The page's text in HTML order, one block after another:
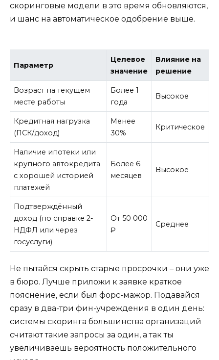
скоринговые модели в это время обновляются,
и шанс на автоматическое одобрение выше.
Параметр
Целевое
значение
Влияние на
решение
Возраст на текущем
месте работы
Более 1
года
Высокое
Кредитная нагрузка
(ПСК/доход)
Менее
30%
Критическое
Наличие ипотеки или
крупного автокредита
с хорошей историей
платежей
Более 6
месяцев
Высокое
Подтверждённый
доход (по справке 2-
НДФЛ или через
госуслуги)
От 50 000
₽
Среднее
Не пытайся скрыть старые просрочки – они уже
в бюро. Лучше приложи к заявке краткое
пояснение, если был форс-мажор. Подавайся
сразу в два-три фин-учреждения в один день:
системы скоринга большинства организаций
считают такие запросы за один, а так ты
увеличиваешь вероятность положительного